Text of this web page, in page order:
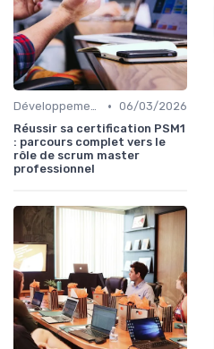
Développement professionnel • 06/03/2026
Réussir sa certification PSM1
: parcours complet vers le
rôle de scrum master
professionnel